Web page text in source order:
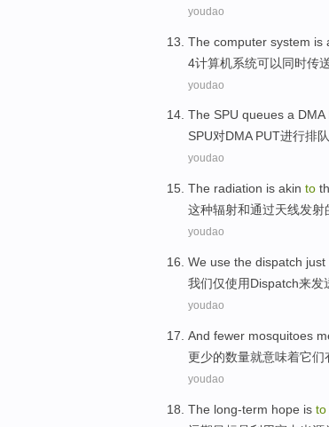
youdao
The computer system is
4计算机系统可以同时传
youdao
The SPU queues a DMA
SPU对DMAPUT进行排
youdao
The radiation is akin to
这种辐射和通过天线发射
youdao
We use the dispatch just
我们仅使用Dispatch来发
youdao
And fewer mosquitoes
更少的数量就意味着它们
youdao
The long-term hope is to